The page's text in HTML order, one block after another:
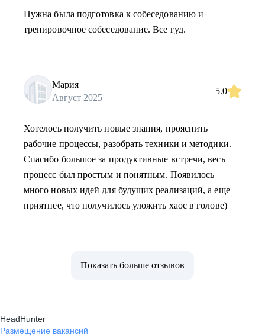
Нужна была подготовка к собеседованию и
тренировочное собеседование. Все гуд.
Мария
Август 2025
5.0
Хотелось получить новые знания, прояснить
рабочие процессы, разобрать техники и методики.
Спасибо большое за продуктивные встречи, весь
процесс был простым и понятным. Появилось
много новых идей для будущих реализаций, а еще
приятнее, что получилось уложить хаос в голове)
Показать больше отзывов
HeadHunter
Размещение вакансий